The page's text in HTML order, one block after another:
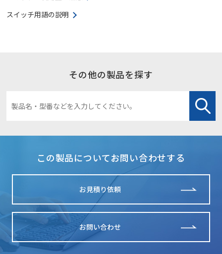
スイッチ用語の説明
その他の製品を探す
この製品についてお問い合わせする
お見積り依頼
お問い合わせ